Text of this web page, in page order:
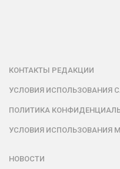
КОНТАКТЫ РЕДАКЦИИ
УСЛОВИЯ ИСПОЛЬЗОВАНИЯ
ПОЛИТИКА
УСЛОВИЯ ИСПОЛЬЗОВАНИЯ
НОВОСТИ